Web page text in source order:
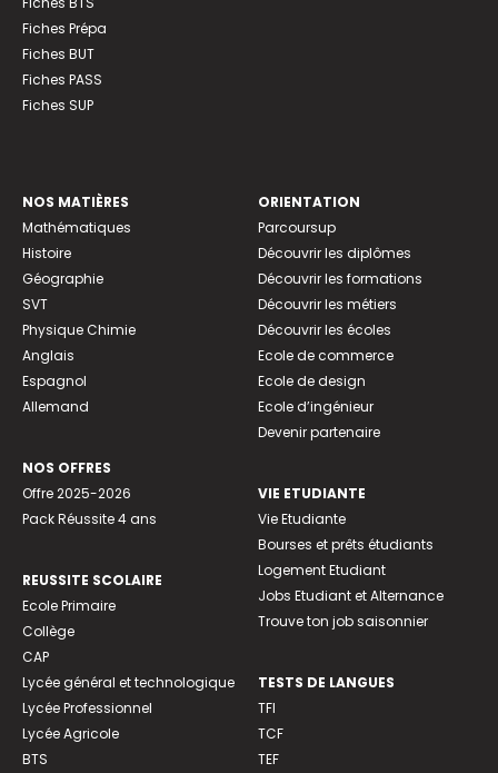
Fiches Prépa
Fiches BUT
Fiches PASS
Fiches SUP
NOS MATIÈRES
Mathématiques
Histoire
Géographie
SVT
Physique Chimie
Anglais
Espagnol
Allemand
NOS OFFRES
Offre 2025-2026
Pack Réussite 4 ans
REUSSITE SCOLAIRE
Ecole Primaire
Collège
CAP
Lycée général et technologique
Lycée Professionnel
Lycée Agricole
BTS
ORIENTATION
Parcoursup
Découvrir les diplômes
Découvrir les formations
Découvrir les métiers
Découvrir les écoles
Ecole de commerce
Ecole de design
Ecole d’ingénieur
Devenir partenaire
VIE ETUDIANTE
Vie Etudiante
Bourses et prêts étudiants
Logement Etudiant
Jobs Etudiant et Alternance
Trouve ton job saisonnier
TESTS DE LANGUES
TFI
TCF
TEF